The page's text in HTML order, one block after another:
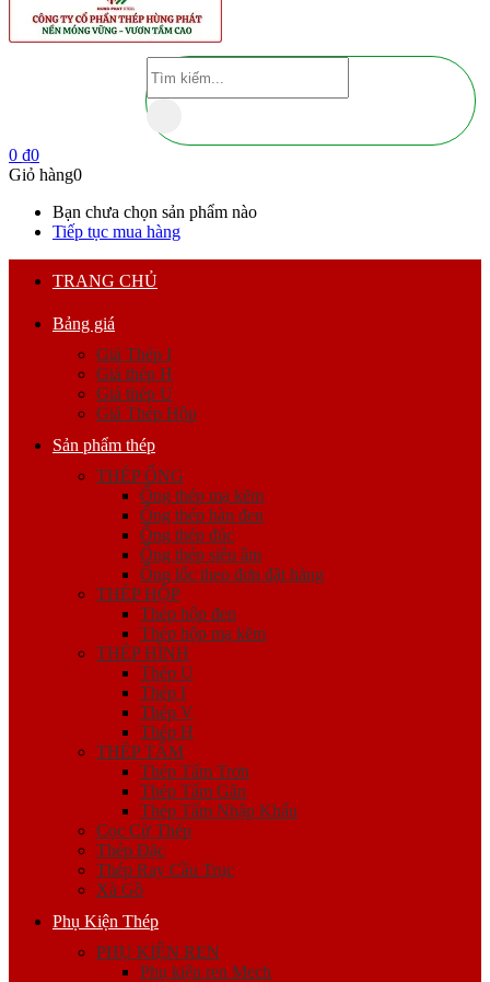
0 ₫0
Giỏ hàng0
Bạn chưa chọn sản phẩm nào
Tiếp tục mua hàng
TRANG CHỦ
Bảng giá
Giá Thép I
Giá thép H
Giá thép U
Giá Thép Hộp
Sản phẩm thép
THÉP ỐNG
Ống thép mạ kẽm
Ống thép hàn đen
Ống thép đúc
Ống thép siêu âm
Ống lốc theo đơn đặt hàng
THÉP HỘP
Thép hộp đen
Thép hộp mạ kẽm
THÉP HÌNH
Thép U
Thép I
Thép V
Thép H
THÉP TẤM
Thép Tấm Trơn
Thép Tấm Gân
Thép Tấm Nhập Khẩu
Cọc Cừ Thép
Thép Đặc
Thép Ray Cầu Trục
Xà Gồ
Phụ Kiện Thép
PHỤ KIỆN REN
Phụ kiện ren Mech